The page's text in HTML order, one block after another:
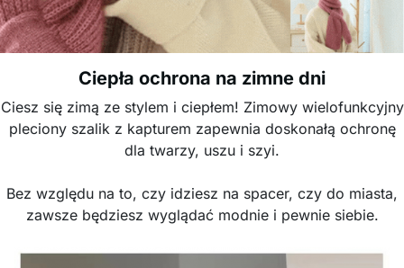
Ciepła ochrona na zimne dni
Ciesz się zimą ze stylem i ciepłem! Zimowy wielofunkcyjny
pleciony szalik z kapturem zapewnia doskonałą ochronę
dla twarzy, uszu i szyi.
Bez względu na to, czy idziesz na spacer, czy do miasta,
zawsze będziesz wyglądać modnie i pewnie siebie.